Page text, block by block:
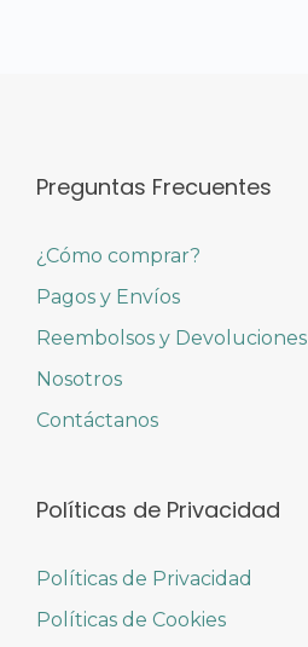
Preguntas Frecuentes
¿Cómo comprar?
Pagos y Envíos
Reembolsos y Devoluciones
Nosotros
Contáctanos
Políticas de Privacidad
Políticas de Privacidad
Políticas de Cookies